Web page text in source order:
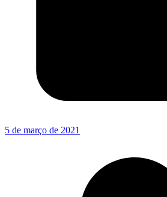
5 de março de 2021